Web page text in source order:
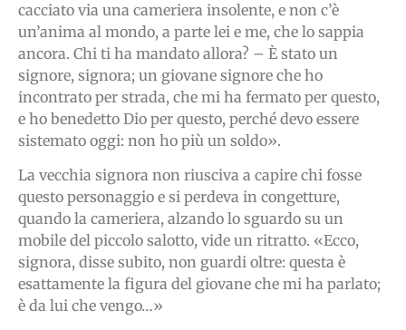
cacciato via una cameriera insolente, e non c’è
un’anima al mondo, a parte lei e me, che lo sappia
ancora. Chi ti ha mandato allora? – È stato un
signore, signora; un giovane signore che ho
incontrato per strada, che mi ha fermato per questo,
e ho benedetto Dio per questo, perché devo essere
sistemato oggi: non ho più un soldo».
La vecchia signora non riusciva a capire chi fosse
questo personaggio e si perdeva in congetture,
quando la cameriera, alzando lo sguardo su un
mobile del piccolo salotto, vide un ritratto. «Ecco,
signora, disse subito, non guardi oltre: questa è
esattamente la figura del giovane che mi ha parlato;
è da lui che vengo…»